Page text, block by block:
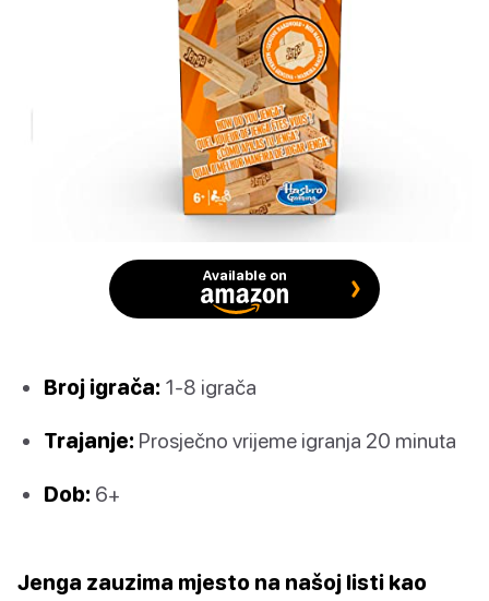
Available on
Broj igrača: 1-8 igrača
Trajanje: Prosječno vrijeme igranja 20 minuta
Dob: 6+
Jenga zauzima mjesto na našoj listi kao